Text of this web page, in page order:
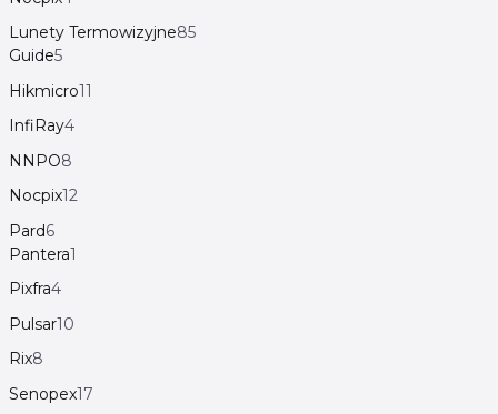
Lunety Termowizyjne85
Guide5
Hikmicro11
InfiRay4
NNPO8
Nocpix12
Pard6
Pantera1
Pixfra4
Pulsar10
Rix8
Senopex17